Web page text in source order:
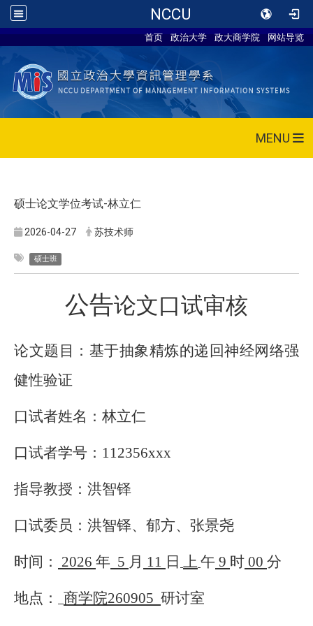
NCCU
首页 政治大学 政大商学院 网站导览
MENU
硕士论文学位考试-林立仁
2026-04-27 苏技术师
硕士班
公告论文口试审核
论文题目：基于抽象精炼的递回神经网络强
健性验证
口试者姓名：林立仁
口试者学号： 112356xxx
指导教授：洪智铎
口试委员：洪智铎、郁方、张景尧
时间： 2026 年 5 月 11 日 上 午 9 时 00 分
地点： 商学院260905 研讨室